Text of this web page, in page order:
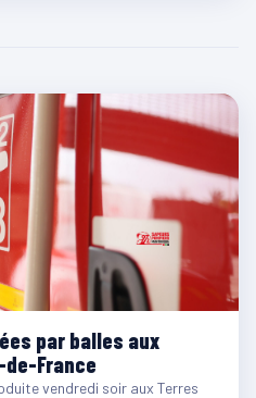
par balles aux
France
vendredi soir aux Terres